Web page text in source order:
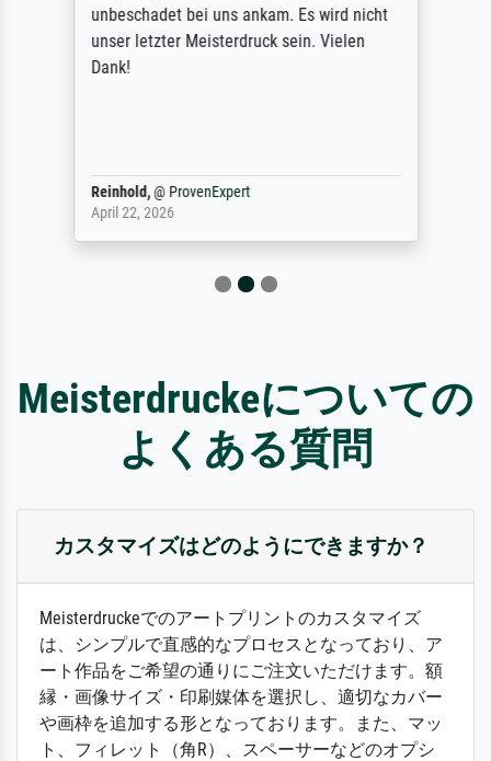
unbeschadet bei uns ankam. Es wird nicht
unser letzter Meisterdruck sein. Vielen
Dank!
Reinhold,@ ProvenExpert
April 22, 2026
Meisterdruckeについての
よくある質問
カスタマイズはどのようにできますか？
Meisterdruckeでのアートプリントのカスタマイズ
は、シンプルで直感的なプロセスとなっており、ア
ート作品をご希望の通りにご注文いただけます。額
縁・画像サイズ・印刷媒体を選択し、適切なカバー
や画枠を追加する形となっております。また、マッ
ト、フィレット（角R）、スペーサーなどのオプシ